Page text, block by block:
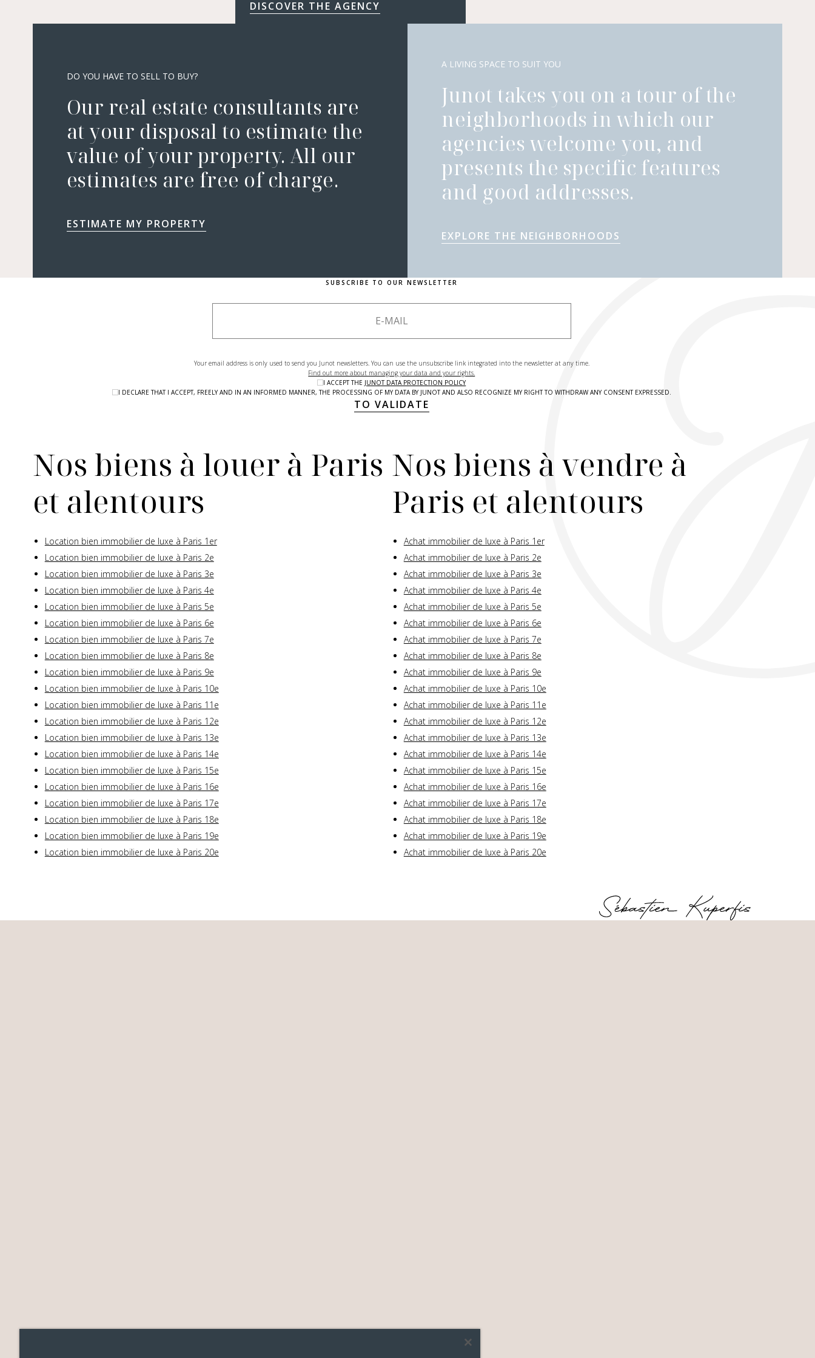
DISCOVER THE AGENCY
DO YOU HAVE TO SELL TO BUY?
Our real estate consultants are
at your disposal to estimate the
value of your property. All our
estimates are free of charge.
ESTIMATE MY PROPERTY
A LIVING SPACE TO SUIT YOU
Junot takes you on a tour of the
neighborhoods in which our
agencies welcome you, and
presents the specific features
and good addresses.
EXPLORE THE NEIGHBORHOODS
SUBSCRIBE TO OUR NEWSLETTER
Your email address is only used to send you Junot newsletters. You can use the unsubscribe link integrated into the newsletter at any time.
Find out more about managing your data and your rights.
I ACCEPT THE JUNOT DATA PROTECTION POLICY
I DECLARE THAT I ACCEPT, FREELY AND IN AN INFORMED MANNER, THE PROCESSING OF MY DATA BY JUNOT AND ALSO RECOGNIZE MY RIGHT TO WITHDRAW ANY CONSENT EXPRESSED.
TO VALIDATE
Nos biens à louer à Paris
et alentours
Location bien immobilier de luxe à Paris 1er
Location bien immobilier de luxe à Paris 2e
Location bien immobilier de luxe à Paris 3e
Location bien immobilier de luxe à Paris 4e
Location bien immobilier de luxe à Paris 5e
Location bien immobilier de luxe à Paris 6e
Location bien immobilier de luxe à Paris 7e
Location bien immobilier de luxe à Paris 8e
Location bien immobilier de luxe à Paris 9e
Location bien immobilier de luxe à Paris 10e
Location bien immobilier de luxe à Paris 11e
Location bien immobilier de luxe à Paris 12e
Location bien immobilier de luxe à Paris 13e
Location bien immobilier de luxe à Paris 14e
Location bien immobilier de luxe à Paris 15e
Location bien immobilier de luxe à Paris 16e
Location bien immobilier de luxe à Paris 17e
Location bien immobilier de luxe à Paris 18e
Location bien immobilier de luxe à Paris 19e
Location bien immobilier de luxe à Paris 20e
Nos biens à vendre à
Paris et alentours
Achat immobilier de luxe à Paris 1er
Achat immobilier de luxe à Paris 2e
Achat immobilier de luxe à Paris 3e
Achat immobilier de luxe à Paris 4e
Achat immobilier de luxe à Paris 5e
Achat immobilier de luxe à Paris 6e
Achat immobilier de luxe à Paris 7e
Achat immobilier de luxe à Paris 8e
Achat immobilier de luxe à Paris 9e
Achat immobilier de luxe à Paris 10e
Achat immobilier de luxe à Paris 11e
Achat immobilier de luxe à Paris 12e
Achat immobilier de luxe à Paris 13e
Achat immobilier de luxe à Paris 14e
Achat immobilier de luxe à Paris 15e
Achat immobilier de luxe à Paris 16e
Achat immobilier de luxe à Paris 17e
Achat immobilier de luxe à Paris 18e
Achat immobilier de luxe à Paris 19e
Achat immobilier de luxe à Paris 20e